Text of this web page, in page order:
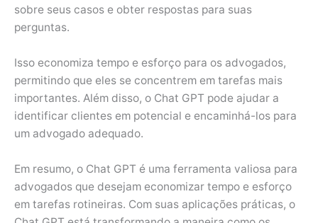
sobre seus casos e obter respostas para suas
perguntas.
Isso economiza tempo e esforço para os advogados,
permitindo que eles se concentrem em tarefas mais
importantes. Além disso, o Chat GPT pode ajudar a
identificar clientes em potencial e encaminhá-los para
um advogado adequado.
Em resumo, o Chat GPT é uma ferramenta valiosa para
advogados que desejam economizar tempo e esforço
em tarefas rotineiras. Com suas aplicações práticas, o